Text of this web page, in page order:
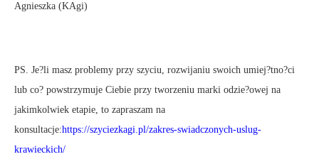
Agnieszka (KAgi)
PS. Je?li masz problemy przy szyciu, rozwijaniu swoich umiej?tno?ci
lub co? powstrzymuje Ciebie przy tworzeniu marki odzie?owej na
jakimkolwiek etapie, to zapraszam na
konsultacje:https://szyciezkagi.pl/zakres-swiadczonych-uslug-
krawieckich/